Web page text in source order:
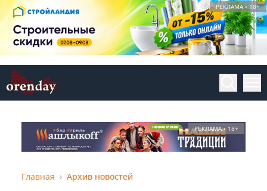
РЕКЛАМА • 18+
РЕКЛАМА • 18+
Главная Архив новостей